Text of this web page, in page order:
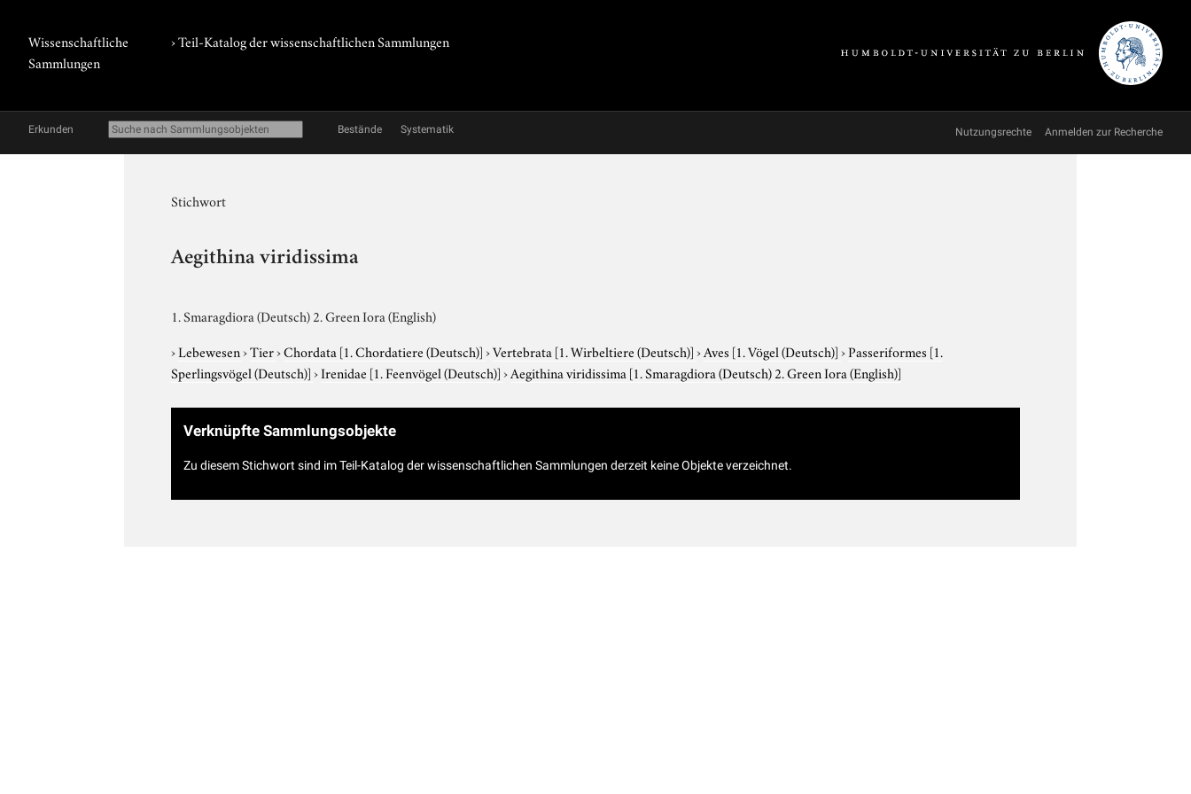
Wissenschaftliche
Sammlungen
› Teil-Katalog der wissenschaftlichen Sammlungen
Erkunden Bestände Systematik Nutzungsrechte Anmelden zur Recherche
Stichwort
Aegithina viridissima
1. Smaragdiora (Deutsch) 2. Green Iora (English)
›Lebewesen›Tier›Chordata [1. Chordatiere (Deutsch)]›Vertebrata [1. Wirbeltiere (Deutsch)]›Aves [1. Vögel (Deutsch)]›Passeriformes [1.
Sperlingsvögel (Deutsch)]›Irenidae [1. Feenvögel (Deutsch)]›Aegithina viridissima [1. Smaragdiora (Deutsch) 2. Green Iora (English)]
Verknüpfte Sammlungsobjekte
Zu diesem Stichwort sind im Teil-Katalog der wissenschaftlichen Sammlungen derzeit keine Objekte verzeichnet.